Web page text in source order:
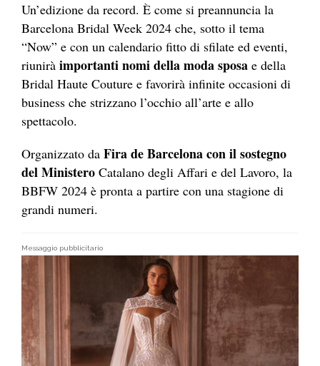
Un’edizione da record. È come si preannuncia la
Barcelona Bridal Week 2024 che, sotto il tema
“Now” e con un calendario fitto di sfilate ed eventi,
riunirà importanti nomi della moda sposa e della
Bridal Haute Couture e favorirà infinite occasioni di
business che strizzano l’occhio all’arte e allo
spettacolo.
Organizzato da Fira de Barcelona con il sostegno
del Ministero Catalano degli Affari e del Lavoro, la
BBFW 2024 è pronta a partire con una stagione di
grandi numeri.
Messaggio pubblicitario